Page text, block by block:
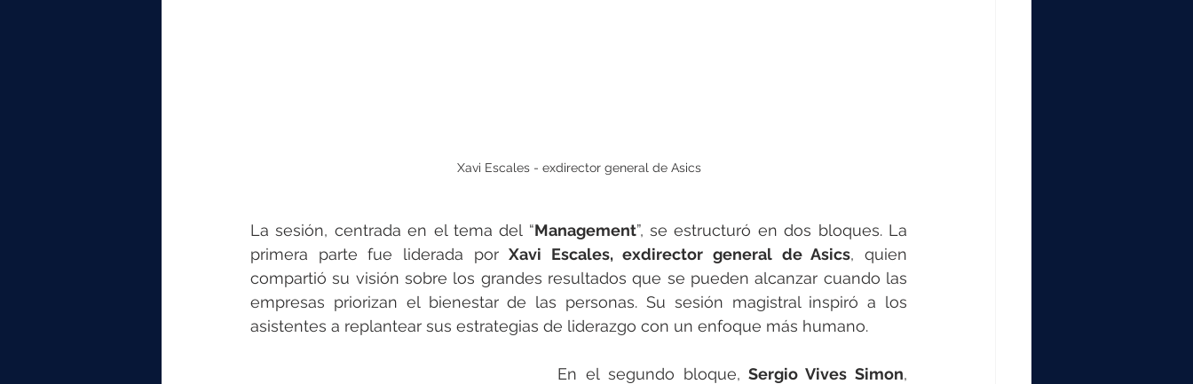
Xavi Escales - exdirector general de Asics
La sesión, centrada en el tema del “Management”, se estructuró en dos bloques. La
primera parte fue liderada por Xavi Escales, exdirector general de Asics, quien
compartió su visión sobre los grandes resultados que se pueden alcanzar cuando las
empresas priorizan el bienestar de las personas. Su sesión magistral inspiró a los
asistentes a replantear sus estrategias de liderazgo con un enfoque más humano.
En el segundo bloque, Sergio Vives Simon,